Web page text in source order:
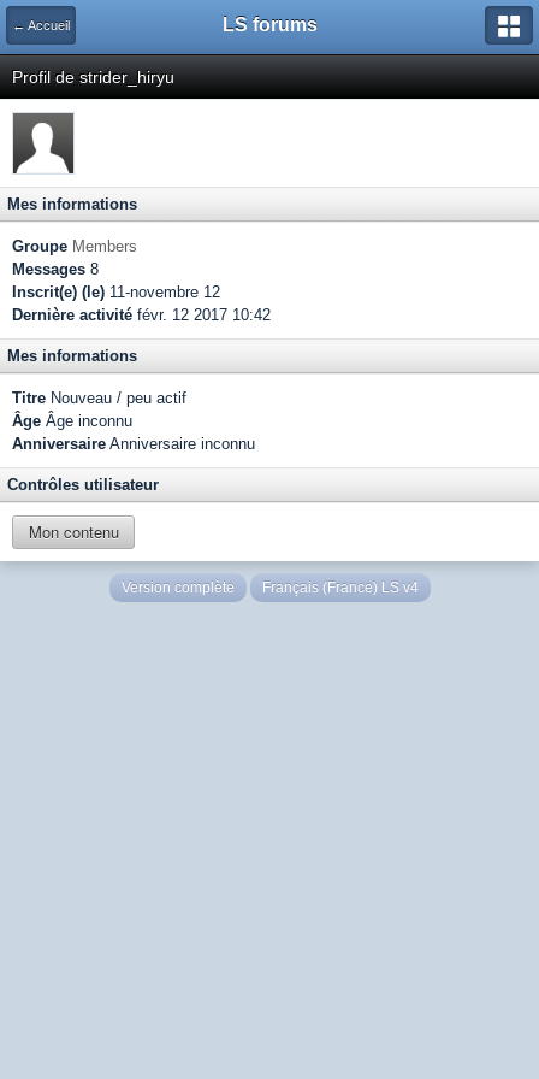
← Accueil LS forums
Profil de strider_hiryu
Mes informations
Groupe Members
Messages 8
Inscrit(e) (le) 11-novembre 12
Dernière activité févr. 12 2017 10:42
Mes informations
Titre Nouveau / peu actif
Âge Âge inconnu
Anniversaire Anniversaire inconnu
Contrôles utilisateur
Mon contenu
Version complète Français (France) LS v4